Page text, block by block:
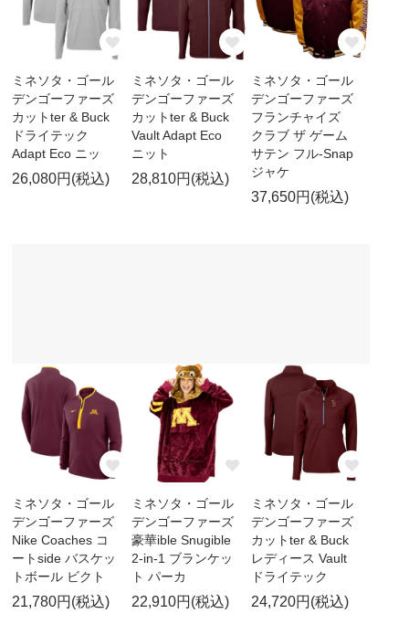
ミネソタ・ゴール
デンゴーファーズ
カットter & Buck
ドライテック
Adapt Eco ニッ
26,080円(税込)
ミネソタ・ゴール
デンゴーファーズ
カットter & Buck
Vault Adapt Eco
ニット
28,810円(税込)
ミネソタ・ゴール
デンゴーファーズ
フランチャイズ
クラブ ザ ゲーム
サテン フル-Snap
ジャケ
37,650円(税込)
ミネソタ・ゴール
デンゴーファーズ
Nike Coaches コ
ートside バスケッ
トボール ビクト
21,780円(税込)
ミネソタ・ゴール
デンゴーファーズ
豪華ible Snugible
2-in-1 ブランケッ
ト パーカ
22,910円(税込)
ミネソタ・ゴール
デンゴーファーズ
カットter & Buck
レディース Vault
ドライテック
24,720円(税込)